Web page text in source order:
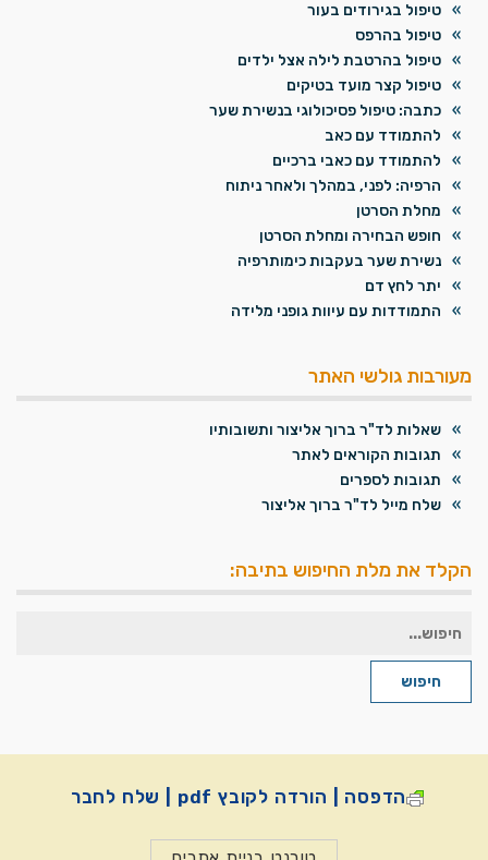
טיפול בגירודים בעור
טיפול בהרפס
טיפול בהרטבת לילה אצל ילדים
טיפול קצר מועד בטיקים
כתבה: טיפול פסיכולוגי בנשירת שער
להתמודד עם כאב
להתמודד עם כאבי ברכיים
הרפיה: לפני, במהלך ולאחר ניתוח
מחלת הסרטן
חופש הבחירה ומחלת הסרטן
נשירת שער בעקבות כימותרפיה
יתר לחץ דם
התמודדות עם עיוות גופני מלידה
מעורבות גולשי האתר
שאלות לד"ר ברוך אליצור ותשובותיו
תגובות הקוראים לאתר
תגובות לספרים
שלח מייל לד"ר ברוך אליצור
הקלד את מלת החיפוש בתיבה:
חיפוש
הדפסה | הורדה לקובץ pdf | שלח לחבר